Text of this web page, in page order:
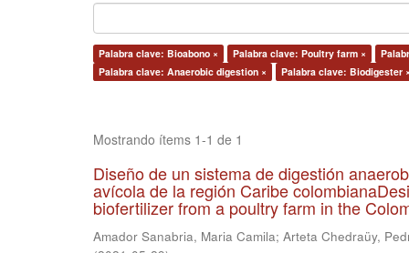
Palabra clave: Bioabono × Palabra clave: Poultry farm ×
Palabra clave: Anaerobic digestion ×
Palabra clave: Biodigester ×
Mostrando ítems 1-1 de 1
Diseño de un sistema de digestión
avícola de la región Caribe
biofertilizer from a poultry farm in the
Amador Sanabria, Maria Camila; Arteta Chedraüy,